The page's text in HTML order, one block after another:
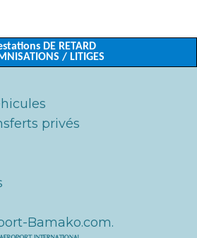
DE RETARD
/ LITIGES
privés
Bamako.com.